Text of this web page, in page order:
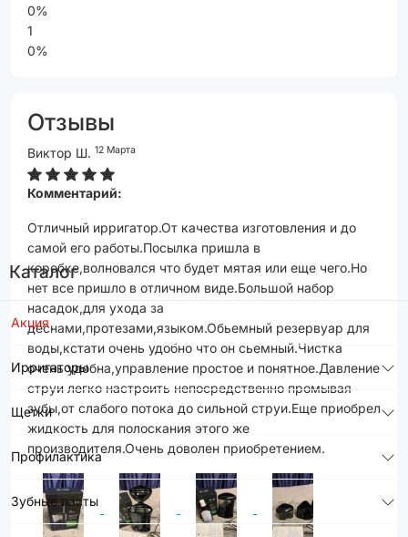
Каталог
Акция
Ирригаторы
Щетки
Профилактика
Зубные пасты
0%
1
0%
Отзывы
Виктор Ш. 12 Марта
Комментарий:
Отличный ирригатор.От качества изготовления и до
самой его работы.Посылка пришла в
коробке,волновался что будет мятая или еще чего.Но
нет все пришло в отличном виде.Большой набор
насадок,для ухода за
деснами,протезами,языком.Обьемный резервуар для
воды,кстати очень удобно что он сьемный.Чистка
очень удобна,управление простое и понятное.Давление
струи легко настроить непосредственно промывая
зубы,от слабого потока до сильной струи.Еще приобрел
жидкость для полоскания этого же
производителя.Очень доволен приобретением.